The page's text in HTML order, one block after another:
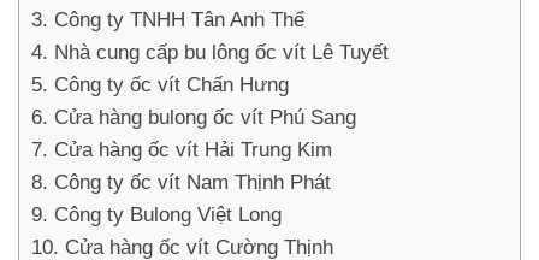
Công ty TNHH Tân Anh Thể
Nhà cung cấp bu lông ốc vít Lê Tuyết
Công ty ốc vít Chấn Hưng
Cửa hàng bulong ốc vít Phú Sang
Cửa hàng ốc vít Hải Trung Kim
Công ty ốc vít Nam Thịnh Phát
Công ty Bulong Việt Long
Cửa hàng ốc vít Cường Thịnh